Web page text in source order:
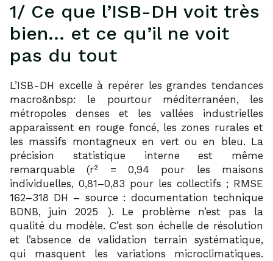
1/ Ce que l’ISB-DH voit très
bien… et ce qu’il ne voit
pas du tout
L’ISB-DH excelle à repérer les grandes tendances
macro&nbsp: le pourtour méditerranéen, les
métropoles denses et les vallées industrielles
apparaissent en rouge foncé, les zones rurales et
les massifs montagneux en vert ou en bleu. La
précision statistique interne est même
remarquable (r² = 0,94 pour les maisons
individuelles, 0,81–0,83 pour les collectifs ; RMSE
162–318 DH – source : documentation technique
BDNB, juin 2025
). Le problème n’est pas la
qualité du modèle. C’est son échelle de résolution
et l’absence de validation terrain systématique,
qui masquent les variations microclimatiques.